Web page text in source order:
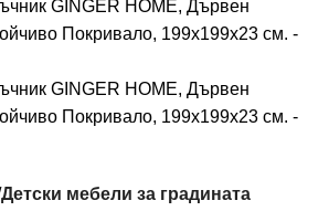
Детски мебели за градината